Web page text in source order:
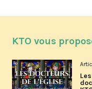
KTO vous